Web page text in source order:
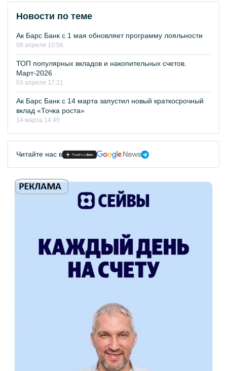
Новости по теме
Ак Барс Банк с 1 мая обновляет программу лояльности
08 апреля 10:56
ТОП популярных вкладов и накопительных счетов.
Март-2026
03 апреля 17:21
Ак Барс Банк с 14 марта запустил новый краткосрочный
вклад «Точка роста»
14 марта 14:45
Читайте нас в